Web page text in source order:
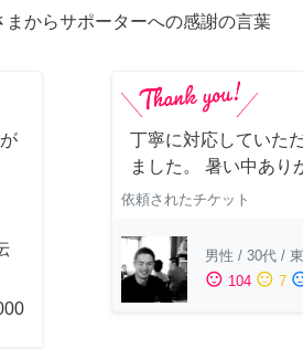
まからサポーターへの感謝の言葉
丁寧に対応していた
ました。 暑い中あり
依頼されたチケット
男性 / 30代 /
sentiment_satisfied 104 sentiment_neutral 7